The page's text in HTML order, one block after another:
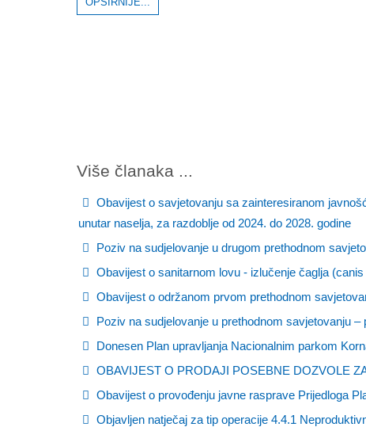
Više članaka ...
Obavijest o savjetovanju sa zainteresiranom
unutar naselja, za razdoblje od 2024. do 2028. godine
Poziv na sudjelovanje u drugom prethodnom
Obavijest o sanitarnom lovu - izlučenje čaglja (canis
Obavijest o održanom prvom prethodnom
Poziv na sudjelovanje u prethodnom savjetovanju –
Donesen Plan upravljanja Nacionalnim parkom
OBAVIJEST O PRODAJI POSEBNE DOZVOLE
Obavijest o provođenju javne rasprave Prijedloga
Objavljen natječaj za tip operacije 4.4.1